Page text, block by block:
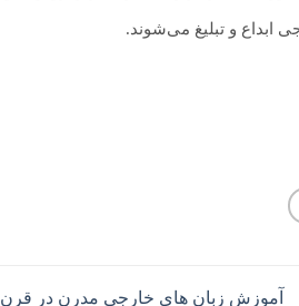
ابداع و تبلیغ می‌شوند.
آموزش زبان های خارجی مدرن در قرن ۲۱